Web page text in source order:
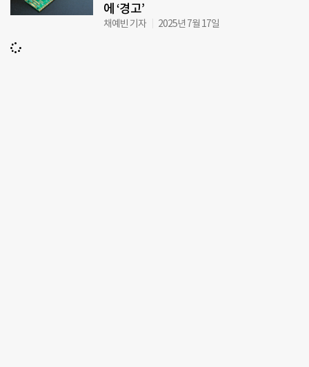
에 ‘경고’
채예빈 기자 2025년 7월 17일